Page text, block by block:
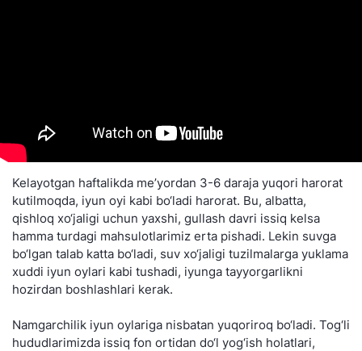
Kelayotgan haftalikda me’yordan 3-6 daraja yuqori harorat
kutilmoqda, iyun oyi kabi bo‘ladi harorat. Bu, albatta,
qishloq xo‘jaligi uchun yaxshi, gullash davri issiq kelsa
hamma turdagi mahsulotlarimiz erta pishadi. Lekin suvga
bo‘lgan talab katta bo‘ladi, suv xo‘jaligi tuzilmalarga yuklama
xuddi iyun oylari kabi tushadi, iyunga tayyorgarlikni
hozirdan boshlashlari kerak.
Namgarchilik iyun oylariga nisbatan yuqoriroq bo‘ladi. Tog‘li
hududlarimizda issiq fon ortidan do‘l yog‘ish holatlari,